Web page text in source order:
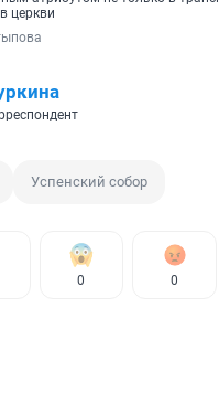
церкви
Успенский собор
0 0